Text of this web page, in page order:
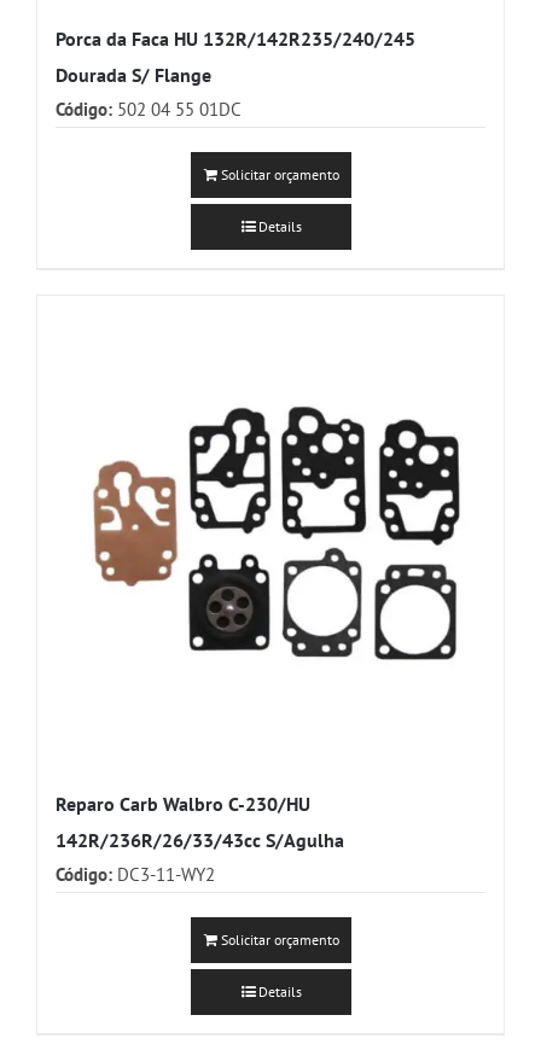
Porca da Faca HU 132R/142R235/240/245
Dourada S/ Flange
Código: 502 04 55 01DC
Solicitar orçamento
Details
Reparo Carb Walbro C-230/HU
142R/236R/26/33/43cc S/Agulha
Código: DC3-11-WY2
Solicitar orçamento
Details